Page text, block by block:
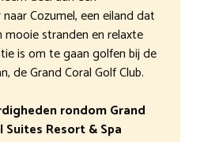
Cozumel, een eiland dat
stranden en relaxte
is om te gaan golfen bij de
de Grand Coral Golf Club.
rondom Grand
Suites Resort & Spa